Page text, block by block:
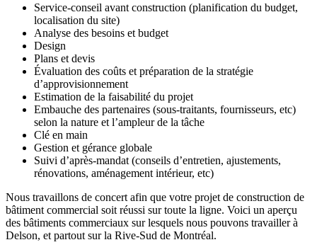
Service-conseil avant construction (planification du budget,
localisation du site)
Analyse des besoins et budget
Design
Plans et devis
Évaluation des coûts et préparation de la stratégie
d’approvisionnement
Estimation de la faisabilité du projet
Embauche des partenaires (sous-traitants, fournisseurs, etc)
selon la nature et l’ampleur de la tâche
Clé en main
Gestion et gérance globale
Suivi d’après-mandat (conseils d’entretien, ajustements,
rénovations, aménagement intérieur, etc)
Nous travaillons de concert afin que votre projet de construction de
bâtiment commercial soit réussi sur toute la ligne. Voici un aperçu
des bâtiments commerciaux sur lesquels nous pouvons travailler à
Delson, et partout sur la Rive-Sud de Montréal.